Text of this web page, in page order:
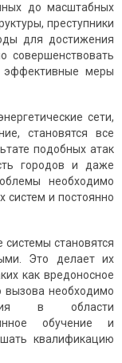
до масштабных
преступники
для достижения
совершенствовать
эффективные меры
сети,
становятся все
подобных атак
городов и даже
необходимо
систем и постоянно
становятся
Это делает их
как вредоносное
необходимо
в области
обучение и
квалификацию